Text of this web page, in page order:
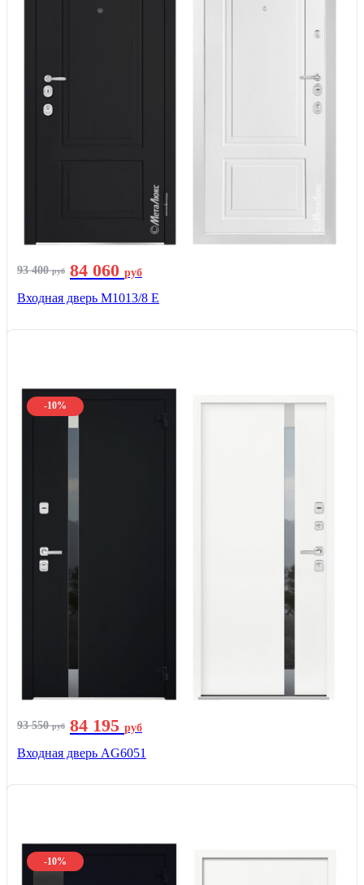
93 400руб 84 060 руб
Входная дверь М1013/8 E
-10%
93 550руб 84 195 руб
Входная дверь AG6051
-10%